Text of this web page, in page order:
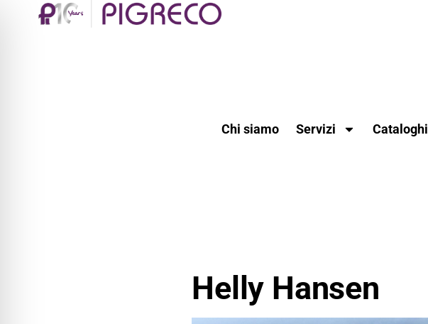
Chi siamo Servizi Cataloghi
Helly Hansen